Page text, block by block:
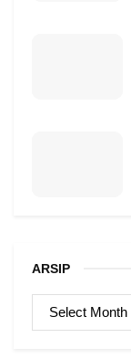
ARSIP
ARSIP